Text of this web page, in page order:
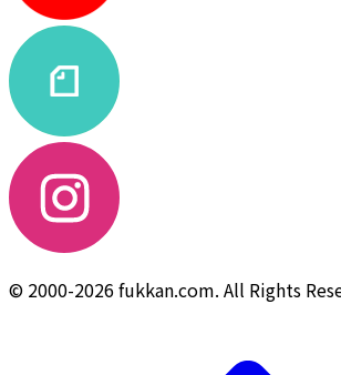
© 2000-2026 fukkan.com. All Rights